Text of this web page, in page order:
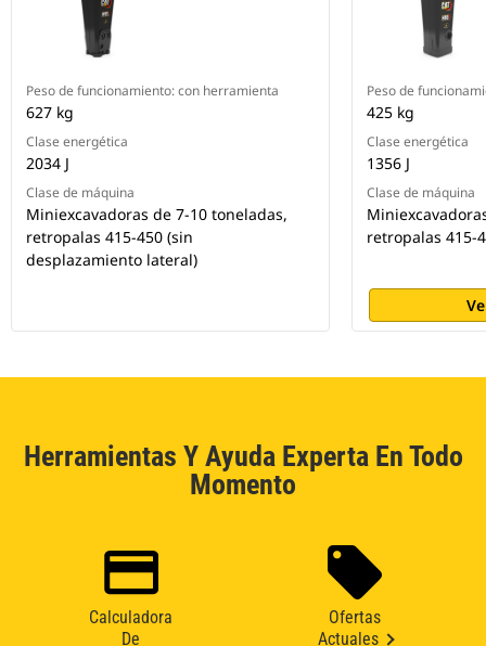
Peso de funcionamiento: con herramienta
627 kg
Clase energética
2034 J
Clase de máquina
Miniexcavadoras de 7-10 toneladas,
retropalas 415-450 (sin
desplazamiento lateral)
Peso de
425 kg
Clase energética
1356 J
Clase de máquina
retropalas 415-
Herramientas Y Ayuda Experta En Todo
Momento
Calculadora
De
Ofertas
Actuales